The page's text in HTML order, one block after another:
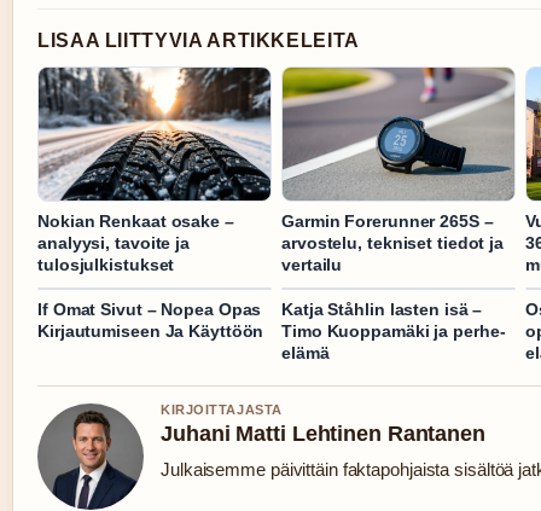
LISAA LIITTYVIA ARTIKKELEITA
Nokian Renkaat osake –
analyysi, tavoite ja
tulosjulkistukset
Garmin Forerunner 265S –
arvostelu, tekniset tiedot ja
vertailu
If Omat Sivut – Nopea Opas
Kirjautumiseen Ja Käyttöön
Katja Ståhlin lasten isä –
Timo Kuoppamäki ja perhe-
elämä
KIRJOITTAJASTA
Juhani Matti Lehtinen Rantanen
Julkaisemme päivittäin faktapohjaista sisältöä